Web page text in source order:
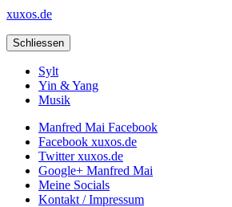
xuxos.de
Schliessen
Sylt
Yin & Yang
Musik
Manfred Mai Facebook
Facebook xuxos.de
Twitter xuxos.de
Google+ Manfred Mai
Meine Socials
Kontakt / Impressum